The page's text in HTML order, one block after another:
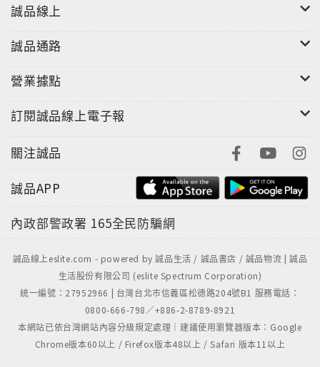
誠品線上
誠品通路
營業據點
訂閱誠品線上電子報
關注誠品
誠品APP
內政部警政署 165全民防騙網
誠品線上eslite.com - powered by 誠品生活 / 誠品書店 / 誠品物流 | 誠品
生活股份有限公司 (eslite Spectrum Corporation)
統一編號：27952966 | 台灣台北市信義區松德路204號B1 服務電話：
0800-666-798／+886-2-8789-8921
本網站已依台灣網站內容分級規定處理｜建議使用瀏覽器版本：Google
Chrome版本60以上 / Firefox版本48以上 / Safari 版本11以上